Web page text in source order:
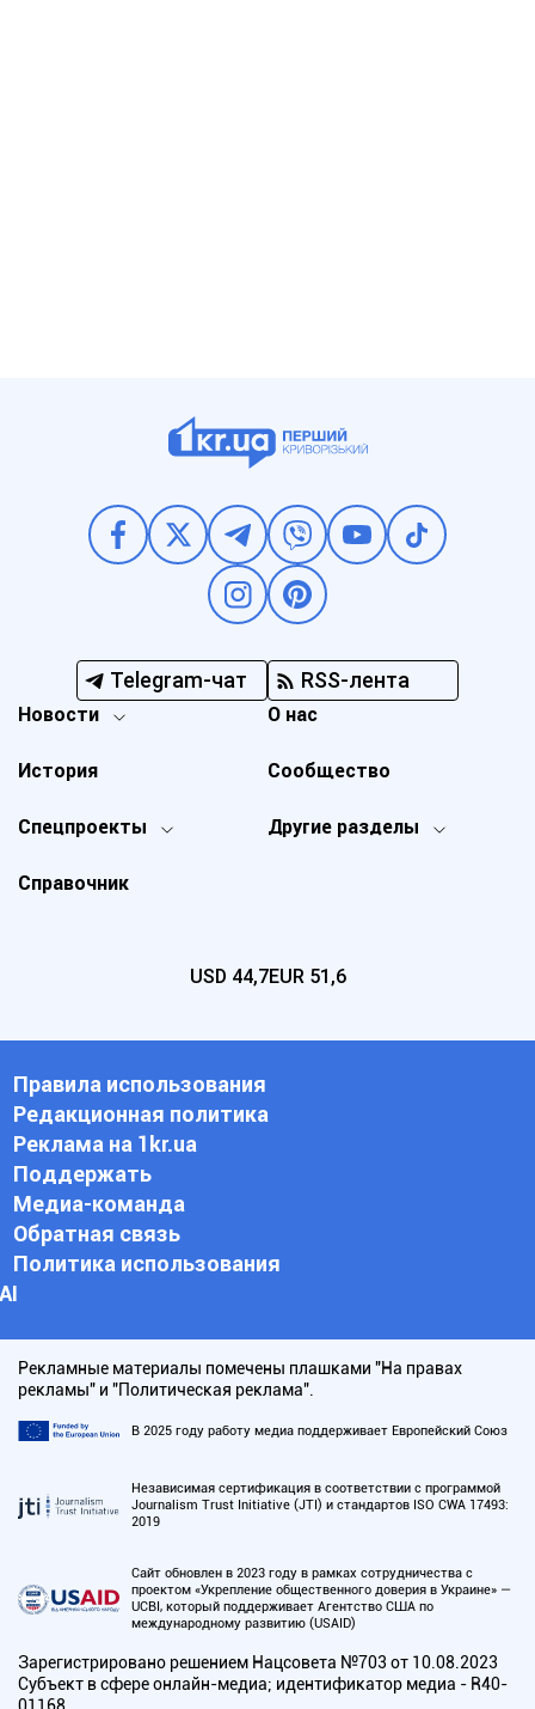
Telegram-чат RSS-лента
Новости
Спецпроекты Другие разделы
История
О нас
Справочник
Сообщество
USD 44,7EUR 51,6
Правила использования
Редакционная политика
Реклама на 1kr.ua
Поддержать
Медиа-команда
Обратная связь
Политика использования
АI
Рекламные материалы помечены плашками "На правах
рекламы" и "Политическая реклама".
В 2025 году работу медиа поддерживает Европейский Союз
Независимая сертификация в соответствии с программой
Journalism Trust Initiative (JTI) и стандартов ISO CWA 17493:
2019
Сайт обновлен в 2023 году в рамках сотрудничества с
проектом «Укрепление общественного доверия в Украине» —
UCBI, который поддерживает Агентство США по
международному развитию (USAID)
Зарегистрировано решением Нацсовета №703 от 10.08.2023
Субъект в сфере онлайн-медиа; идентификатор медиа - R40-